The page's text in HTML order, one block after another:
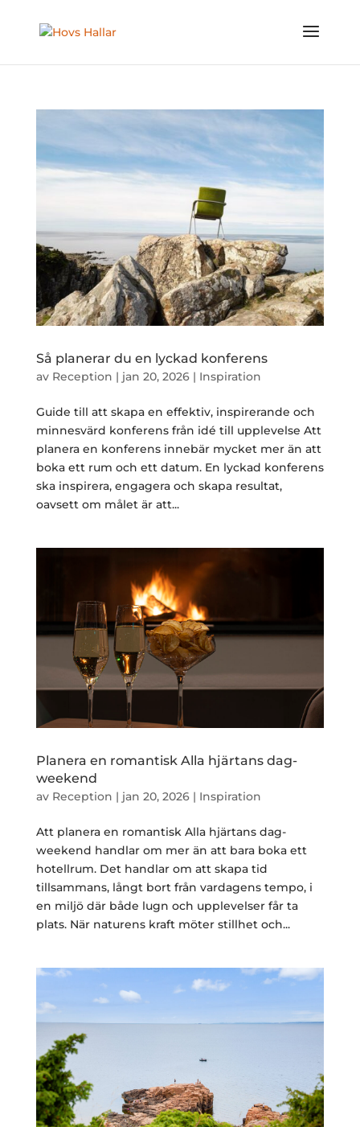
Så planerar du en lyckad konferens
av Reception | jan 20, 2026| Inspiration
Guide till att skapa en effektiv, inspirerande och
minnesvärd konferens från idé till upplevelse Att
planera en konferens innebär mycket mer än att
boka ett rum och ett datum. En lyckad konferens
ska inspirera, engagera och skapa resultat,
oavsett om målet är att...
Planera en romantisk Alla hjärtans dag-
weekend
av Reception | jan 20, 2026| Inspiration
Att planera en romantisk Alla hjärtans dag-
weekend handlar om mer än att bara boka ett
hotellrum. Det handlar om att skapa tid
tillsammans, långt bort från vardagens tempo, i
en miljö där både lugn och upplevelser får ta
plats. När naturens kraft möter stillhet och...